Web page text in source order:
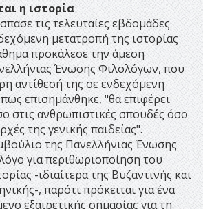
η ιστορία
τις τελευταίες εβδομάδες
μετατροπή της ιστορίας
προκάλεσε την άμεση
Ένωσης Φιλολόγων, που
αντίθεσή της σε ενδεχόμενη
επισημάνθηκε, "θα επιφέρει
στις ανθρωπιστικές σπουδές όσο
της γενικής παιδείας".
της Πανελλήνιας Ένωσης
για περιθωριοποίηση του
-ιδιαίτερα της Βυζαντινής και
, παρότι πρόκειται για ένα
εξαιρετικής σημασίας για τη